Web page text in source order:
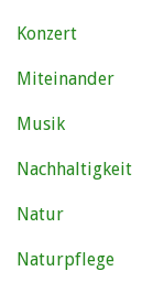
Konzert
Miteinander
Musik
Nachhaltigkeit
Natur
Naturpflege